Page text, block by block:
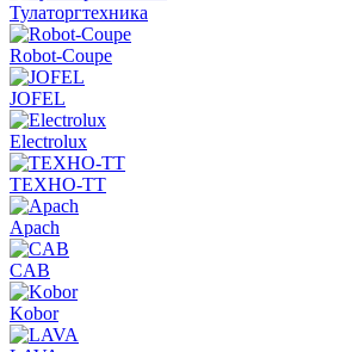
Тулаторгтехника
Robot-Coupe
JOFEL
Electrolux
ТЕХНО-ТТ
Apach
CAB
Kobor